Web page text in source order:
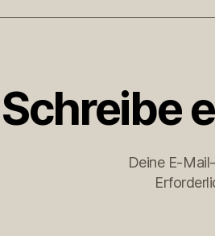
Schreibe
Deine E-